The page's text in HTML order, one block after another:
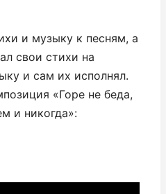
и музыку к песням, а
свои стихи на
и сам их исполнял.
«Горе не беда,
и никогда»: